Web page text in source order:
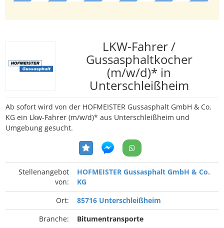
LKW-Fahrer /
Gussasphaltkocher
(m/w/d)* in
Unterschleißheim
Ab sofort wird von der HOFMEISTER Gussasphalt GmbH & Co.
KG ein Lkw-Fahrer (m/w/d)* aus Unterschleißheim und
Umgebung gesucht.
Stellenangebot
von:
HOFMEISTER Gussasphalt GmbH & Co.
KG
Ort:
85716 Unterschleißheim
Branche:
Bitumentransporte